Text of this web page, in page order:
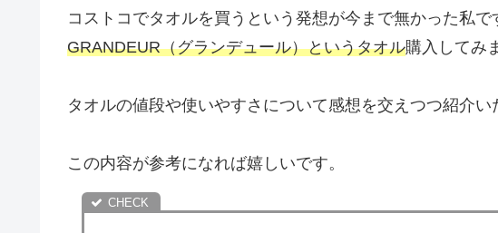
コストコでタオルを買うという発想が今まで無かった私
GRANDEUR（グランデュール）というタオル購入してみ
タオルの値段や使いやすさについて感想を交えつつ紹介い
この内容が参考になれば嬉しいです。